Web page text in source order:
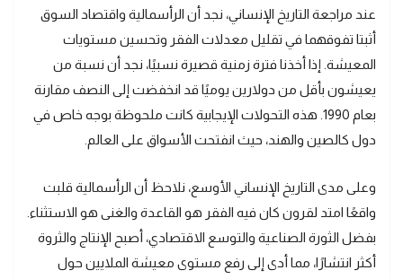
عند مراجعة التاريخ الإنساني، نجد أن الرأسمالية واقتصاد السوق
أثبتا تفوقهما في تقليل معدلات الفقر وتحسين مستويات
المعيشة. إذا أخذنا فترة زمنية قصيرة نسبيًا، نجد أن نسبة من
يعيشون بأقل من دولارين يوميًا قد انخفضت إلى النصف مقارنة
بعام 1990. هذه التحولات الإيجابية كانت ملحوظة بوجه خاص في
دول كالصين والهند، حيث انفتحت الأسواق على العالم.
وعلى مدى التاريخ الإنساني الأوسع، نلاحظ أن الرأسمالية قلبت
واقعًا امتد لقرون كان فيه الفقر هو القاعدة والغنى هو الاستثناء.
بفضل الثورة الصناعية والتوسع الاقتصادي، أصبح الإنتاج والثروة
أكثر انتشارًا، مما أدى إلى رفع مستوى معيشة الملايين حول